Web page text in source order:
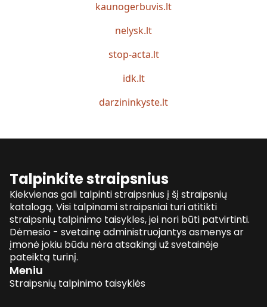
kaunogerbuvis.lt
nelysk.lt
stop-acta.lt
idk.lt
darzininkyste.lt
Talpinkite straipsnius
Kiekvienas gali talpinti straipsnius į šį straipsnių
katalogą. Visi talpinami straipsniai turi atitikti
straipsnių talpinimo taisykles, jei nori būti patvirtinti.
Dėmesio - svetainę administruojantys asmenys ar
įmonė jokiu būdu nėra atsakingi už svetainėje
pateiktą turinį.
Meniu
Straipsnių talpinimo taisyklės